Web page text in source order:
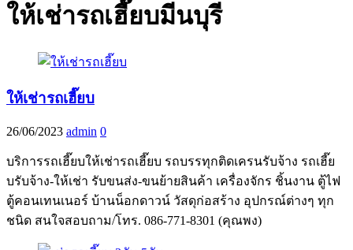
ให้เช่ารถเฮี๊ยบมีนบุรี
ให้เช่ารถเฮี๊ยบ
26/06/2023 admin 0
บริการรถเฮี๊ยบให้เช่ารถเฮี๊ยบ รถบรรทุกติดเครนรับจ้าง รถเฮี๊ย
บรับจ้าง-ให้เช่า รับขนส่ง-ขนย้ายสินค้า เครื่องจักร ชิ้นงาน ตู้ไฟ
ตู้คอนเทนเนอร์ บ้านน็อกดาวน์ วัสดุก่อสร้าง อุปกรณ์ต่างๆ ทุก
ชนิด สนใจสอบถาม/โทร. 086-771-8301 (คุณพง)